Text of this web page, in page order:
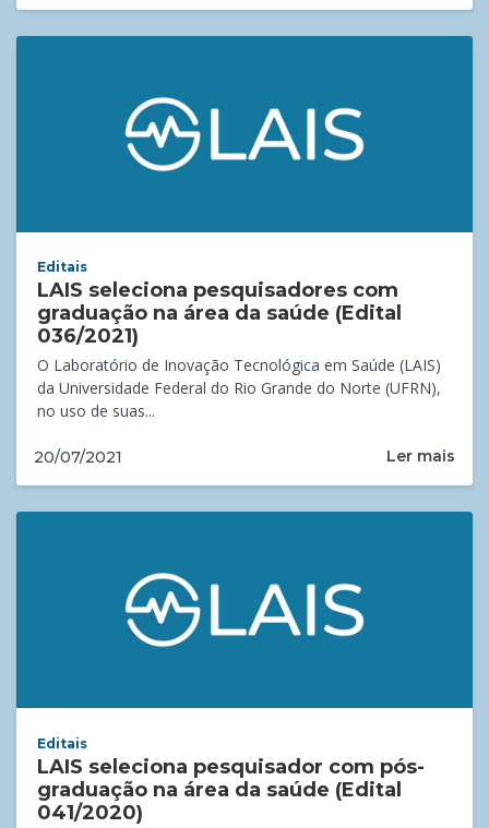
Editais
LAIS seleciona pesquisadores com
graduação na área da saúde (Edital
036/2021)
O Laboratório de Inovação Tecnológica em Saúde (LAIS)
da Universidade Federal do Rio Grande do Norte (UFRN),
no uso de suas...
20/07/2021 Ler mais
Editais
LAIS seleciona pesquisador com pós-
graduação na área da saúde (Edital
041/2020)